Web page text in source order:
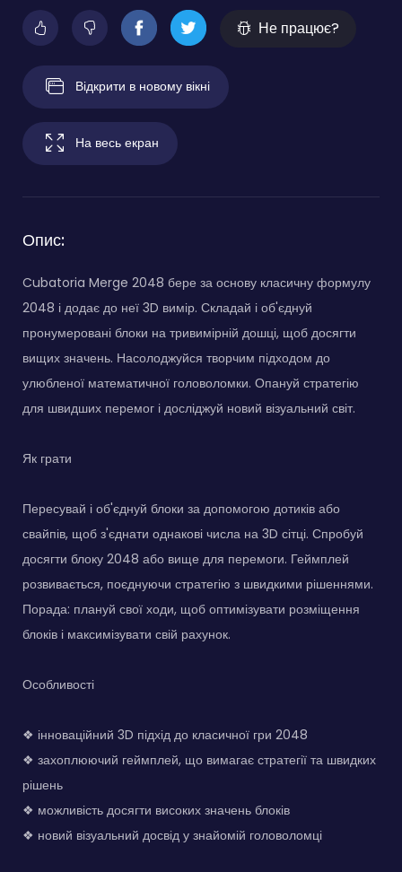
Не працює?
Відкрити в новому вікні
На весь екран
Опис:
Cubatoria Merge 2048 бере за основу класичну формулу
2048 і додає до неї 3D вимір. Складай і об'єднуй
пронумеровані блоки на тривимірній дошці, щоб досягти
вищих значень. Насолоджуйся творчим підходом до
улюбленої математичної головоломки. Опануй стратегію
для швидших перемог і досліджуй новий візуальний світ.
Як грати
Пересувай і об'єднуй блоки за допомогою дотиків або
свайпів, щоб з'єднати однакові числа на 3D сітці. Спробуй
досягти блоку 2048 або вище для перемоги. Геймплей
розвивається, поєднуючи стратегію з швидкими рішеннями.
Порада: плануй свої ходи, щоб оптимізувати розміщення
блоків і максимізувати свій рахунок.
Особливості
❖ інноваційний 3D підхід до класичної гри 2048
❖ захоплюючий геймплей, що вимагає стратегії та швидких
рішень
❖ можливість досягти високих значень блоків
❖ новий візуальний досвід у знайомій головоломці